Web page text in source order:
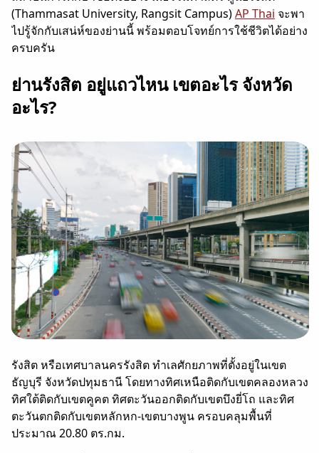
(Thammasat University, Rangsit Campus)AP Thai จะพา
ไปรู้จักกับเสน่ห์ของย่านนี้ พร้อมตอบโจทย์การใช้ชีวิตได้อย่าง
ครบครัน
ย่านรังสิต อยู่แถวไหน เขตอะไร จังหวัด
อะไร?
รังสิต หรือเทศบาลนครรังสิต ทำเลศักยภาพที่ตั้งอยู่ในเขต
ธัญบุรี จังหวัดปทุมธานี โดยทางทิศเหนือติดกับเขตคลองหลวง
ทิศใต้ติดกับเขตคูคต ทิศตะวันออกติดกับเขตบึงยี่โถ และทิศ
ตะวันตกติดกับเขตหลักหก-เขตบางพูน ครอบคลุมพื้นที่
ประมาณ 20.80 ตร.กม.